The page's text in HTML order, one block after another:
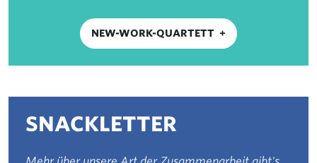
NEW-WORK-QUARTETT
SNACKLETTER